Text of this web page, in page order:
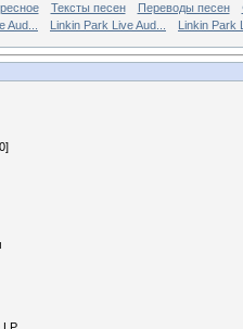
Тексты песен Переводы песен
Aud... Linkin Park Live Aud... Linkin Park